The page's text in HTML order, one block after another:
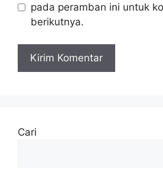
pada peramban ini untuk
berikutnya.
Cari